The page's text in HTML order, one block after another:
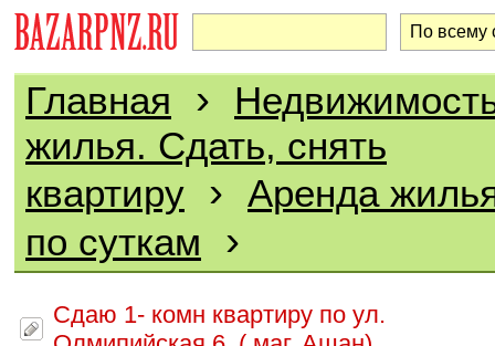
Главная ›
жилья. Сдать, снять
квартиру › Аренда
по суткам
›
Сдаю 1- комн квартиру по ул.